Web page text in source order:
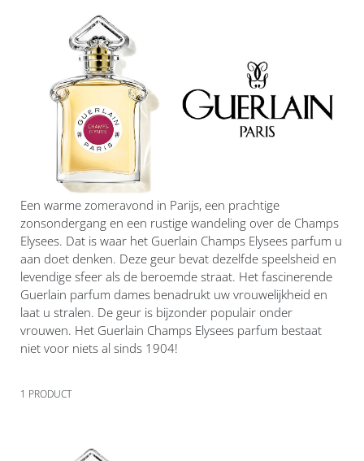
Een warme zomeravond in Parijs, een prachtige
zonsondergang en een rustige wandeling over de Champs
Elysees. Dat is waar het Guerlain Champs Elysees parfum u
aan doet denken. Deze geur bevat dezelfde speelsheid en
levendige sfeer als de beroemde straat. Het fascinerende
Guerlain parfum dames benadrukt uw vrouwelijkheid en
laat u stralen. De geur is bijzonder populair onder
vrouwen. Het Guerlain Champs Elysees parfum bestaat
niet voor niets al sinds 1904!
1 PRODUCT